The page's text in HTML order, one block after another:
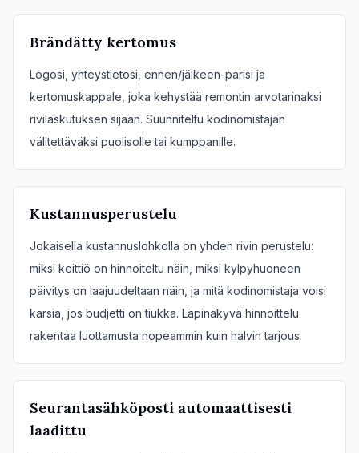
Brändätty kertomus
Logosi, yhteystietosi, ennen/jälkeen-parisi ja
kertomuskappale, joka kehystää remontin arvotarinaksi
rivilaskutuksen sijaan. Suunniteltu kodinomistajan
välitettäväksi puolisolle tai kumppanille.
Kustannusperustelu
Jokaisella kustannuslohkolla on yhden rivin perustelu:
miksi keittiö on hinnoiteltu näin, miksi kylpyhuoneen
päivitys on laajuudeltaan näin, ja mitä kodinomistaja voisi
karsia, jos budjetti on tiukka. Läpinäkyvä hinnoittelu
rakentaa luottamusta nopeammin kuin halvin tarjous.
Seurantasähköposti automaattisesti
laadittu